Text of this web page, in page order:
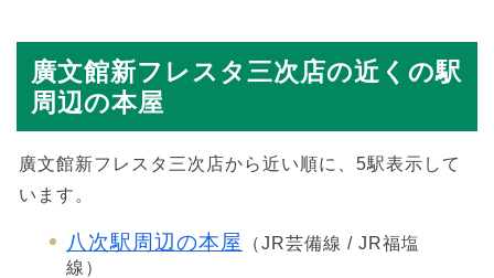
廣文館新フレスタ三次店の近くの駅
周辺の本屋
廣文館新フレスタ三次店から近い順に、5駅表示して
います。
八次駅周辺の本屋
（JR芸備線 / JR福塩
線）